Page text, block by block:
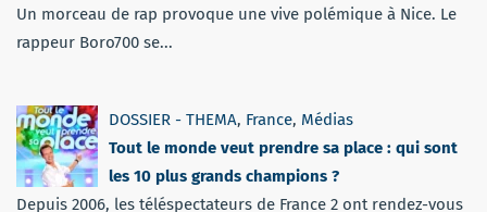
Un morceau de rap provoque une vive polémique à Nice. Le
rappeur Boro700 se...
DOSSIER - THEMA, France, Médias
Tout le monde veut prendre sa place : qui sont
les 10 plus grands champions ?
Depuis 2006, les téléspectateurs de France 2 ont rendez-vous